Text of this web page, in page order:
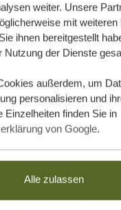
weiter. Unsere
mit weiteren
ihnen bereitgestellt
Nutzung der Dienste
außerdem, um
personalisieren und
Einzelheiten finden Sie in
von Google.
Alle zulassen
DE:
ANDERE LÄNDER